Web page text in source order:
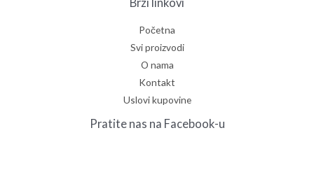
Početna
Svi proizvodi
O nama
Kontakt
Uslovi kupovine
Pratite nas na Facebook-u